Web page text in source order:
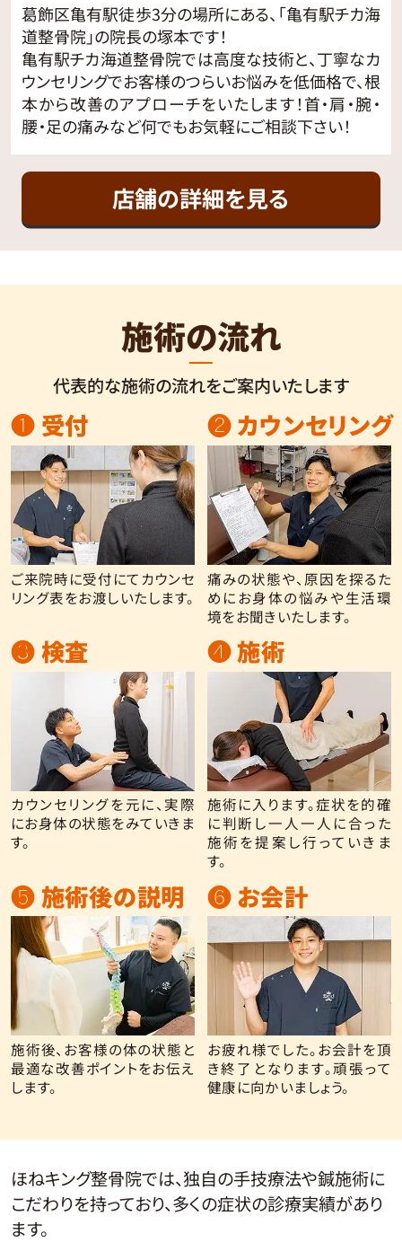
葛飾区亀有駅徒歩3分の場所にある、「亀有駅チカ海
道整骨院」の院長の塚本です！
亀有駅チカ海道整骨院では高度な技術と、丁寧なカ
ウンセリングでお客様のつらいお悩みを低価格で、根
本から改善のアプローチをいたします！首・肩・腕・
腰・足の痛みなど何でもお気軽にご相談下さい！
店舗の詳細を見る
施術の流れ
代表的な施術の流れをご案内いたします
❶ 受付
ご来院時に受付にてカウンセ
リング表をお渡しいたします。
❷ カウンセリング
痛みの状態や、原因を探るた
めにお身体の悩みや生活環
境をお聞きいたします。
❸ 検査
カウンセリングを元に、実際
にお身体の状態をみていきま
す。
❹ 施術
施術に入ります。症状を的確
に判断し一人一人に合った
施術を提案し行っていきま
す。
❺ 施術後の説明
施術後、お客様の体の状態と
最適な改善ポイントをお伝え
します。
❻ お会計
お疲れ様でした。お会計を頂
き終了となります。頑張って
健康に向かいましょう。
ほねキング整骨院では、独自の手技療法や鍼施術に
こだわりを持っており、多くの症状の診療実績があり
ます。